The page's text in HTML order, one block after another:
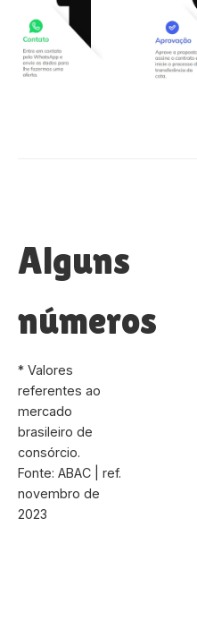
Alguns
números
* Valores
referentes ao
mercado
brasileiro de
consórcio.
Fonte: ABAC | ref.
novembro de
2023